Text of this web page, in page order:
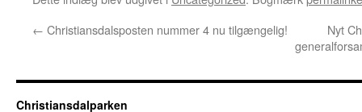
← Christiansdalsposten nummer 4 nu tilgængelig!
Nyt
Christiansdalparken